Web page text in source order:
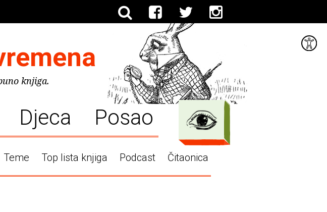
knjiga.
Djeca Posao
Teme Top lista knjiga Podcast Čitaonica